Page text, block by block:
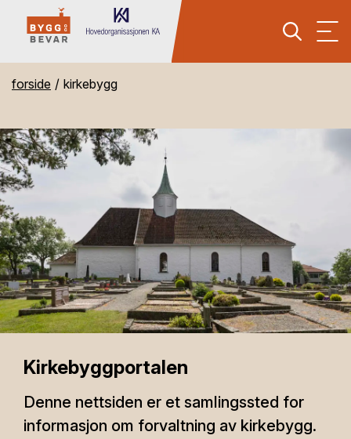
forside kirkebygg
Kirkebyggportalen
Denne nettsiden er et samlingssted for
informasjon om forvaltning av kirkebygg.